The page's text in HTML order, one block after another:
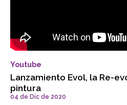
Youtube
Lanzamiento Evol, la Re-
pintura
04 de Dic de 2020